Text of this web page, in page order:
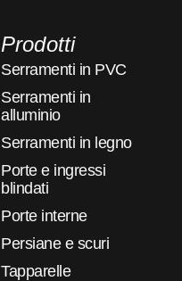
Prodotti
Serramenti in PVC
Serramenti in
alluminio
Serramenti in legno
Porte e ingressi
blindati
Porte interne
Persiane e scuri
Tapparelle